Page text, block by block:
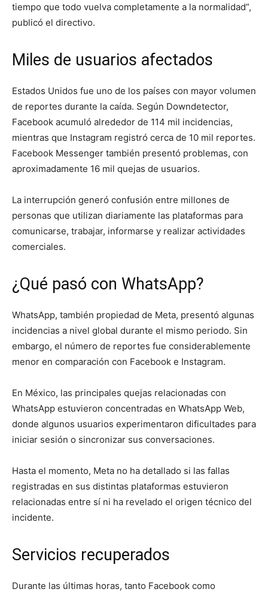
tiempo que todo vuelva completamente a la normalidad”,
publicó el directivo.
Miles de usuarios afectados
Estados Unidos fue uno de los países con mayor volumen
de reportes durante la caída. Según Downdetector,
Facebook acumuló alrededor de 114 mil incidencias,
mientras que Instagram registró cerca de 10 mil reportes.
Facebook Messenger también presentó problemas, con
aproximadamente 16 mil quejas de usuarios.
La interrupción generó confusión entre millones de
personas que utilizan diariamente las plataformas para
comunicarse, trabajar, informarse y realizar actividades
comerciales.
¿Qué pasó con WhatsApp?
WhatsApp, también propiedad de Meta, presentó algunas
incidencias a nivel global durante el mismo periodo. Sin
embargo, el número de reportes fue considerablemente
menor en comparación con Facebook e Instagram.
En México, las principales quejas relacionadas con
WhatsApp estuvieron concentradas en WhatsApp Web,
donde algunos usuarios experimentaron dificultades para
iniciar sesión o sincronizar sus conversaciones.
Hasta el momento, Meta no ha detallado si las fallas
registradas en sus distintas plataformas estuvieron
relacionadas entre sí ni ha revelado el origen técnico del
incidente.
Servicios recuperados
Durante las últimas horas, tanto Facebook como